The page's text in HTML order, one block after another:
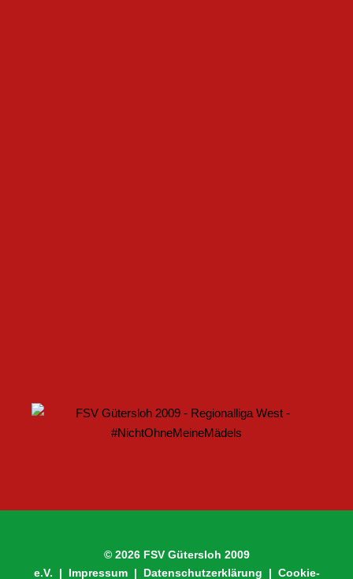
© 2026 FSV Gütersloh 2009
e.V. | Impressum| Datenschutzerklärung | Cookie-